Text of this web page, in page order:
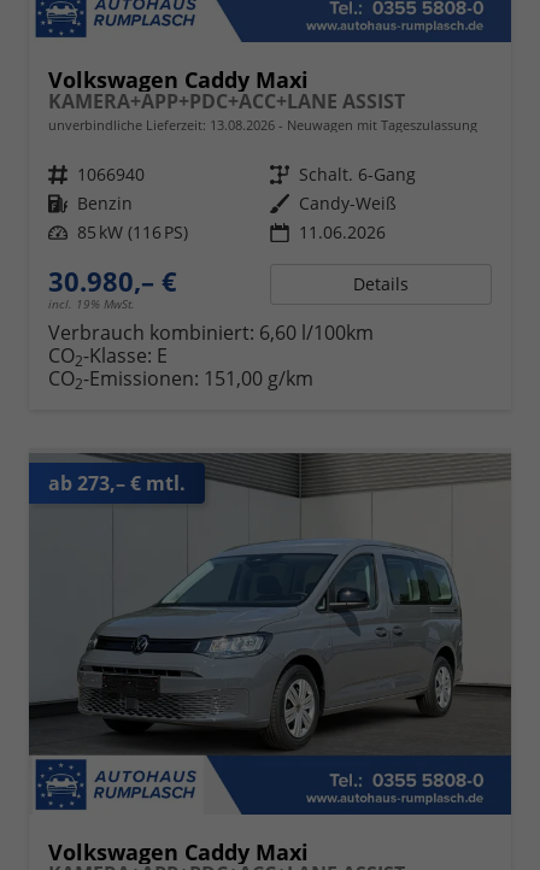
Volkswagen Caddy Maxi
KAMERA+APP+PDC+ACC+LANE ASSIST
unverbindliche Lieferzeit: 13.08.2026 Neuwagen mit Tageszulassung
Fahrzeugnr. 1066940 Getriebe Schalt. 6-Gang
Kraftstoff Benzin Außenfarbe Candy-Weiß
Leistung 85 kW (116 PS) 11.06.2026
30.980,– €
incl. 19% MwSt.
Details
Verbrauch kombiniert: 6,60 l/100km
CO2-Klasse: E
CO2-Emissionen: 151,00 g/km
ab 273,– € mtl.
Volkswagen Caddy Maxi